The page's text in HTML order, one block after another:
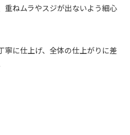
重ねムラやスジが出ないよう細心
寧に仕上げ、全体の仕上がりに差